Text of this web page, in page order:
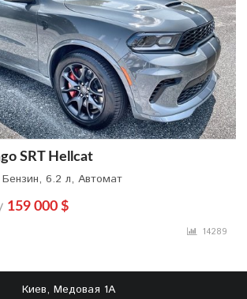
SRT Hellcat
6.2 л, Автомат
159 000 $
14289
Киев, Медовая 1А